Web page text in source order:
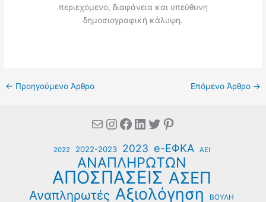
περιεχόμενο, διαφάνεια και υπεύθυνη
δημοσιογραφική κάλυψη.
← Προηγούμενο Άρθρο Επόμενο Άρθρο →
MailInstagram
Facebook
Linkedin
Twitter
Pinterest
2022 2022-2023 2023 e-ΕΦΚΑ ΑΕΙ
ΑΝΑΠΛΗΡΩΤΩΝ
ΑΠΟΣΠΑΣΕΙΣ ΑΣΕΠ
Αναπληρωτές Αξιολόγηση ΒΟΥΛΗ